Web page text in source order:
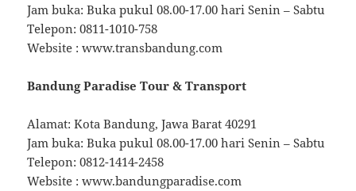
Jam buka: Buka pukul 08.00-17.00 hari Senin – Sabtu
Telepon: 0811-1010-758
Website : www.transbandung.com
Bandung Paradise Tour & Transport
Alamat: Kota Bandung, Jawa Barat 40291
Jam buka: Buka pukul 08.00-17.00 hari Senin – Sabtu
Telepon: 0812-1414-2458
Website : www.bandungparadise.com